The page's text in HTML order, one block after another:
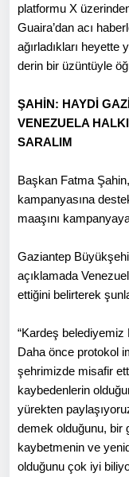
platformu X
Guaira’dan acı
ağırladıkları heyette
derin bir üzüntüyle
ŞAHİN: HAYDİ
VENEZUELA
SARALIM
Başkan Fatma
kampanyasına
maaşını
Gaziantep
açıklamada
ettiğini belirterek
“Kardeş belediyemiz
Daha önce protokol
şehrimizde misafir
kaybedenlerin
yürekten
demek olduğunu, bir
kaybetmenin ve
olduğunu çok iyi